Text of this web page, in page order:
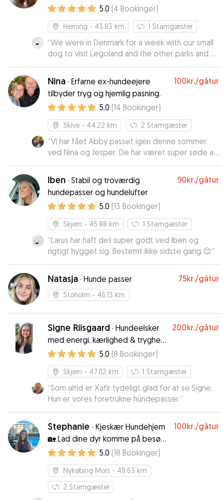
5.0 (4 Bookinger)
Herning - 43.83 km 1 Stamgæster
“We were in Denmark for a week with our small
dog to visit Legoland and the other parks and so
needed some daycare for our dog. Nanna was
lovely - she works nights so sleeps a bit during
the day which worked great for our doggie who
loves to relax during the day. We dropped her
off in the late morning and picked her up again in
the evening. Nanna looked after our doggie well
- we got some photos to confirm things were
going great. Nanna has a flat with free parking
outside and easy access to the outdoors. I´d
happily recommend Nanna to anyone whose
dog needs some daycare.
Nina · Erfarne ex-hundeejere
tilbyder tryg og hjemlig pasning.
100kr./gåtur
5.0 (14 Bookinger)
Skive - 44.22 km 2 Stamgæster
“Vi har fået Abby passet igen denne sommer
ved Nina og Jesper. De har været super søde at
opdatere med billeder og skriv dagligt. Det er
tydeligt de virkelig elsker at have
“feriehundebørn” som forkæles til op over
begge hundeører❤️🐶”
Iben · Stabil og troværdig
hundepasser og hundelufter
90kr./gåtur
5.0 (13 Bookinger)
Skjern - 45.88 km 1 Stamgæster
“Larus har haft det super godt ved Iben og
rigtigt hygget sig. Bestemt ikke sidste gang 😊”
Natasja · Hunde passer 75kr./gåtur
Stoholm - 46.13 km
Signe Riisgaard · Hundeelsker
med energi, kærlighed & tryghed
til din hund! :)
200kr./gåtur
5.0 (8 Bookinger)
Skjern - 47.02 km 1 Stamgæster
“Som altid er Xafir tydeligt glad for at se Signe.
Hun er vores foretrukne hundepasser.”
Stephanie · Kjeskær Hundehjem
🏡 Lad dine dyr komme på besøg
hos andre dyrevenner i et trygt
miljø💫
100kr./gåtur
5.0 (18 Bookinger)
Nykøbing Mors - 49.63 km
2 Stamgæster